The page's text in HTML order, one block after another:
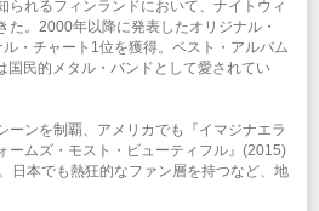
ンプロダクション
しはいたしません。
りさせていただきます。
対象となります。
られるフィンランドにおいて、ナイトウィ
た。2000年以降に発表したオリジナル・
・チャート1位を獲得。ベスト・アルバム
国民的メタル・バンドとして愛されてい
ーンを制覇、アメリカでも『イマジナエラ
ームズ・モスト・ビューティフル』(2015)
日本でも熱狂的なファン層を持つなど、地